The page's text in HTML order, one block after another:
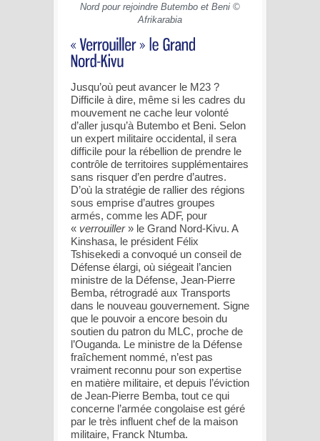
Nord pour rejoindre Butembo et Beni ©
Afrikarabia
Jusqu’où peut avancer le M23 ?
Difficile à dire, même si les cadres du
mouvement ne cache leur volonté
d’aller jusqu’à Butembo et Beni. Selon
un expert militaire occidental, il sera
difficile pour la rébellion de prendre le
contrôle de territoires supplémentaires
sans risquer d’en perdre d’autres.
D’où la stratégie de rallier des régions
sous emprise d’autres groupes
armés, comme les ADF, pour
« verrouiller» le Grand Nord-Kivu. A
Kinshasa, le président Félix
Tshisekedi a convoqué un conseil de
Défense élargi, où siégeait l’ancien
ministre de la Défense, Jean-Pierre
Bemba, rétrogradé aux Transports
dans le nouveau gouvernement. Signe
que le pouvoir a encore besoin du
soutien du patron du MLC, proche de
l’Ouganda. Le ministre de la Défense
fraîchement nommé, n’est pas
vraiment reconnu pour son expertise
en matière militaire, et depuis l’éviction
de Jean-Pierre Bemba, tout ce qui
concerne l’armée congolaise est géré
par le très influent chef de la maison
militaire, Franck Ntumba.